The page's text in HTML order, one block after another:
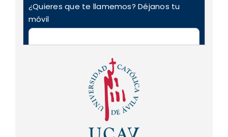
¿Quieres que te llamemos? Déjanos tu
móvil
Nos autorizas a mandar futuras
comunicaciones de interés de la academia
y sobre nuestros cursos y/o promociones
(puedes darte de baja cuando quieras)